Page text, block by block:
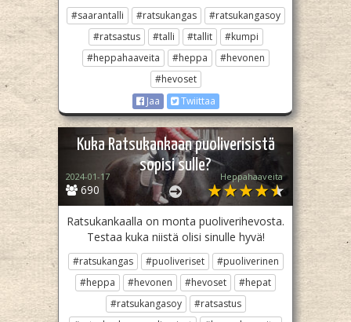
#saarantalli #ratsukangas
#ratsukangasoy
#ratsastus
#talli #tallit
#kumpi
#heppahaaveita
#heppa
#hevonen
#hevoset
Jaa
Twiittaa
Kuka Ratsukankaan puoliverisistä
sopisi sulle?
690
2024-01-17 Heppahaaveita
Ratsukankaalla on monta puoliverihevosta.
Testaa kuka niistä olisi sinulle hyvä!
#ratsukangas #puoliveriset
#puoliverinen
#heppa
#hevonen #hevoset
#hepat
#ratsukangasoy
#ratsastus